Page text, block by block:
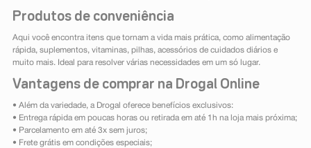
Produtos de conveniência
Aqui você encontra itens que tornam a vida mais prática, como alimentação
rápida, suplementos, vitaminas, pilhas, acessórios de cuidados diários e
muito mais. Ideal para resolver várias necessidades em um só lugar.
Vantagens de comprar na Drogal Online
• Além da variedade, a Drogal oferece benefícios exclusivos:
• Entrega rápida em poucas horas ou retirada em até 1h na loja mais próxima;
• Parcelamento em até 3x sem juros;
• Frete grátis em condições especiais;